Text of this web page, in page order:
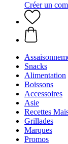
Créer un
Snacks
Alimentation
Boissons
Accessoires
Asie
Recettes
Grillades
Marques
Promos